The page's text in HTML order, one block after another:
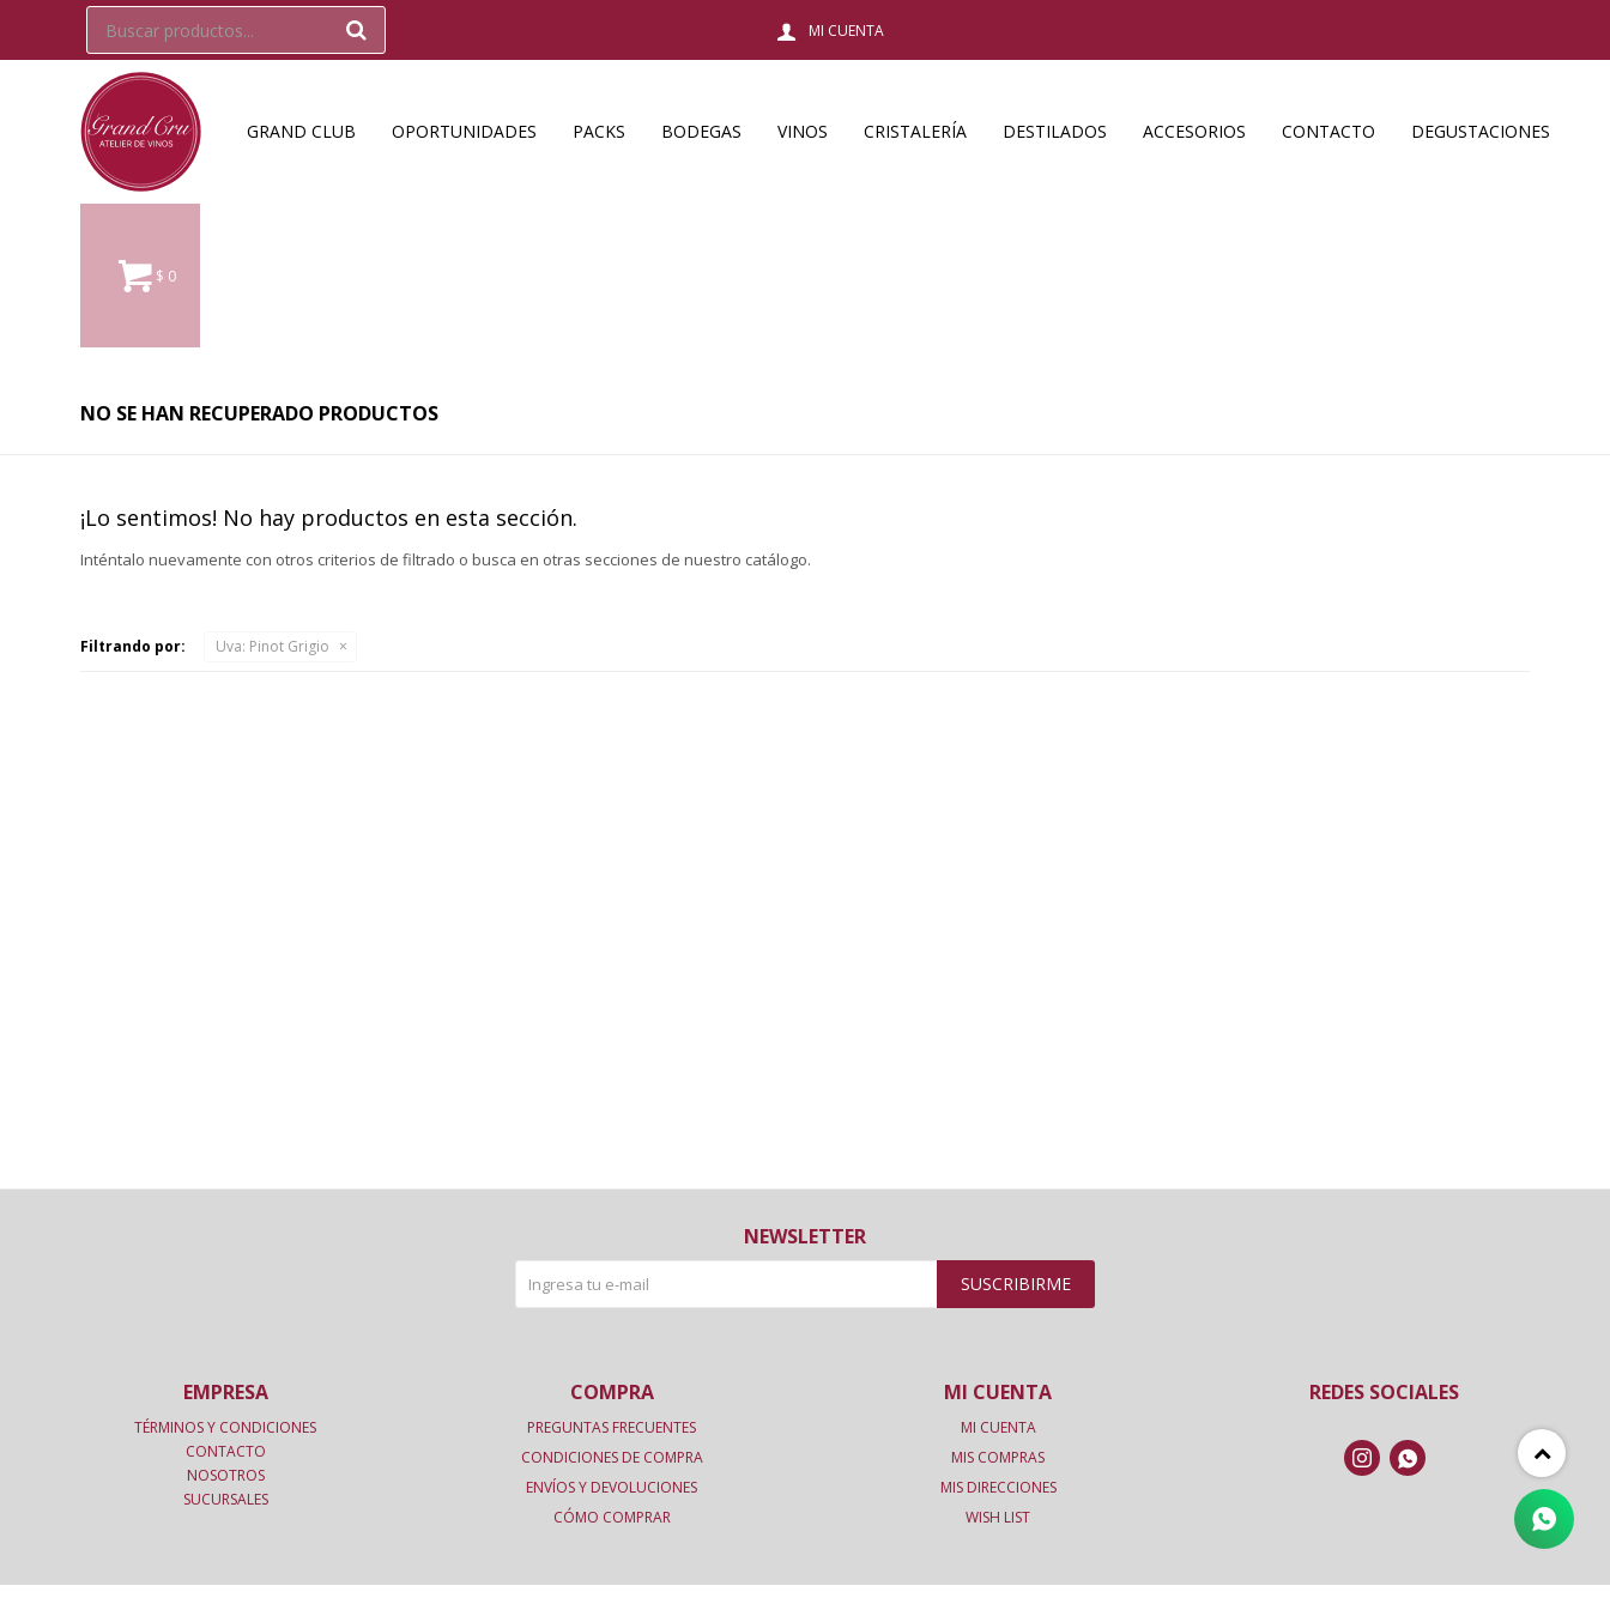
GRAND CLUB OPORTUNIDADES PACKS BODEGAS VINOS CRISTALERÍA DESTILADOS ACCESORIOS CONTACTO DEGUSTACIONES
$ 0
NO SE HAN RECUPERADO PRODUCTOS
¡Lo sentimos! No hay productos en esta sección.
Inténtalo nuevamente con otros criterios de filtrado o busca en otras secciones de nuestro catálogo.
Filtrando por: Uva: Pinot Grigio
NEWSLETTER
SUSCRIBIRME
REDES SOCIALES
 
EMPRESA
TÉRMINOS Y CONDICIONES
CONTACTO
NOSOTROS
SUCURSALES
COMPRA
PREGUNTAS FRECUENTES
CONDICIONES DE COMPRA
ENVÍOS Y DEVOLUCIONES
CÓMO COMPRAR
MI CUENTA
MI CUENTA
MIS COMPRAS
MIS DIRECCIONES
WISH LIST